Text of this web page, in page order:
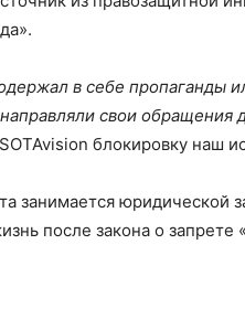
в себе пропаганды
свои
блокировку наш
занимается
после закона о